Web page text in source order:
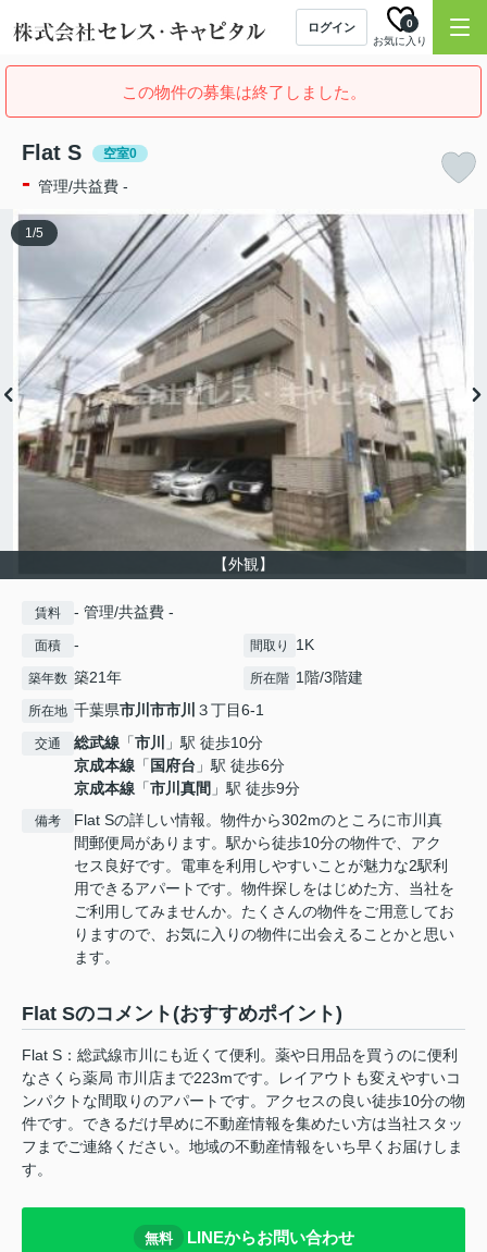
ログイン
お気に入り
0
この物件の募集は終了しました。
Flat S 空室0
- 管理/共益費 -
【外観】
1/5
賃料 - 管理/共益費 -
面積 - 間取り 1K
築年数 築21年 所在階 1階/3階建
所在地 千葉県市川市市川 ３丁目6-1
交通 総武線 「市川
」駅 徒歩10分
京成本線 「 国府台 」駅 徒歩6分
京成本線 「市川真間 」駅 徒歩9分
備考
Flat Sの詳しい情報。物件から302mのところに市川真
間郵便局があります。駅から徒歩10分の物件で、アク
セス良好です。電車を利用しやすいことが魅力な2駅利
用できるアパートです。物件探しをはじめた方、当社を
ご利用してみませんか。たくさんの物件をご用意してお
りますので、お気に入りの物件に出会えることかと思い
ます。
Flat Sのコメント(おすすめポイント)
Flat S：総武線市川にも近くて便利。薬や日用品を買うのに便利
なさくら薬局 市川店まで223mです。レイアウトも変えやすいコ
ンパクトな間取りのアパートです。アクセスの良い徒歩10分の物
件です。できるだけ早めに不動産情報を集めたい方は当社スタッ
フまでご連絡ください。地域の不動産情報をいち早くお届けしま
す。
無料 LINEからお問い合わせ